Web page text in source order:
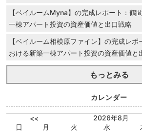
【ベイルームMyna】の完成レポート：鶴
一棟アパート投資の資産価値と出口戦略
【ベイルーム相模原ファイン】の完成レ
おける新築一棟アパート投資の資産価値と
もっとみる
カレンダー
<<
2026年8月
日
月 火 水